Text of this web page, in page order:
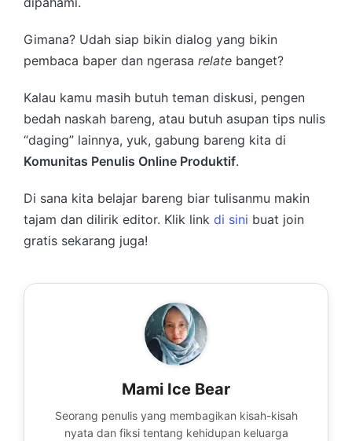
Gimana? Udah siap bikin dialog yang bikin
pembaca baper dan ngerasa relate banget?
Kalau kamu masih butuh teman diskusi, pengen
bedah naskah bareng, atau butuh asupan tips nulis
“daging” lainnya, yuk, gabung bareng kita di
Komunitas Penulis Online Produktif.
Di sana kita belajar bareng biar tulisanmu makin
tajam dan dilirik editor. Klik link di sini buat join
gratis sekarang juga!
Mami Ice Bear
Seorang penulis yang membagikan kisah-kisah
nyata dan fiksi tentang kehidupan keluarga